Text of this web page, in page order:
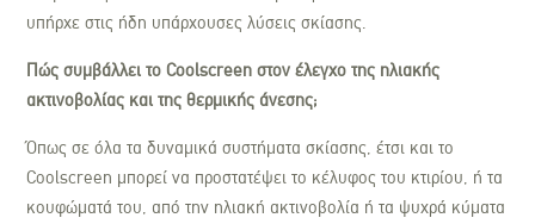
υπήρχε στις ήδη υπάρχουσες λύσεις σκίασης.
Πώς συμβάλλει το Coolscreen στον έλεγχο της ηλιακής
ακτινοβολίας και της θερμικής άνεσης;
Όπως σε όλα τα δυναμικά συστήματα σκίασης, έτσι και το
Coolscreen μπoρεί να προστατέψει το κέλυφος του κτιρίου, ή τα
κουφώματά του, από την ηλιακή ακτινοβολία ή τα ψυχρά κύματα